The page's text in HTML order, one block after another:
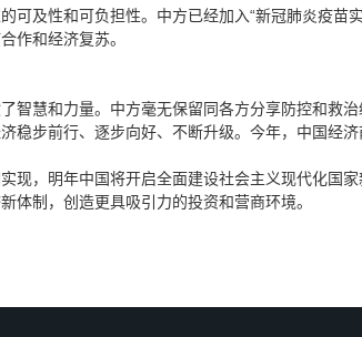
性和可负担性。中方已经加入“新冠肺炎疫苗
作和经济复苏。
慧和力量。中方毫无保留同各方分享防控和救
步前行、逐步向好、不断升级。今年，中国经
，明年中国将开启全面建设社会主义现代化国
体制，创造更具吸引力的投资和营商环境。